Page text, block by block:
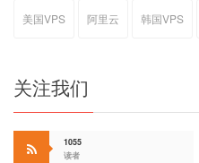
美国VPS 阿里云 韩国VPS
关注我们
1055
读者